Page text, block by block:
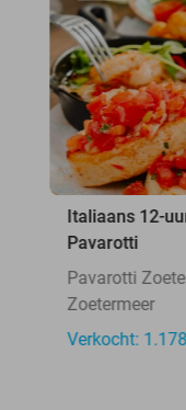
Italiaans 12-
Pavarotti
Pavarotti
Zoetermeer
Verkocht: 1.178